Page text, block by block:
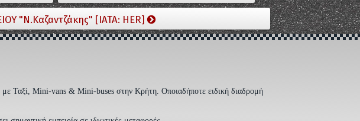
"Ν.Καζαντζάκης" [IATA: HER]
με Ταξί, Mini-vans & Mini-buses στην Κρήτη. Οποιαδήποτε ειδική διαδρομή